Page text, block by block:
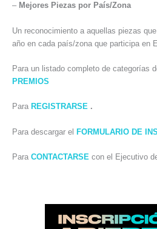
– Mejores Piezas por País/Zona
Un reconocimiento a aquellas piezas
año en cada país/zona que participa en
Para un listado completo de categorías
PREMIOS
Para REGISTRARSE .
Para descargar el FORMULARIO DE
Para CONTACTARSE con el Ejecutivo